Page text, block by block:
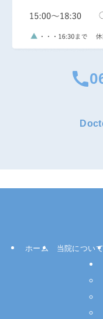
ホーム 当院について